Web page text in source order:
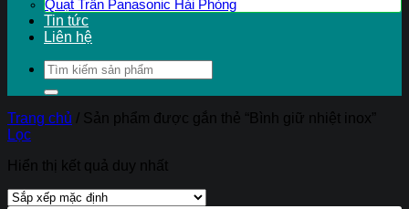
Quạt Trần Panasonic Hải Phòng
Tin tức
Liên hệ
Tìm
kiếm:
Trang chủ / Sản phẩm được gắn thẻ “Bình giữ nhiệt inox”
Lọc
Hiển thị kết quả duy nhất